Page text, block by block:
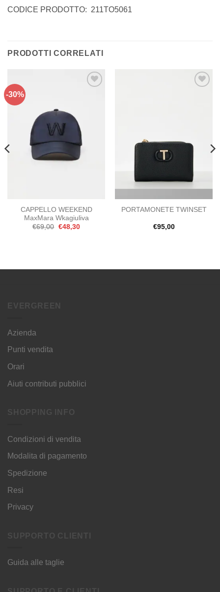
CODICE PRODOTTO: 211TO5061
PRODOTTI CORRELATI
-30%
CAPPELLO WEEKEND
MaxMara Wkagiuliva
€69,00 Il
€48,30Il
PORTAMONETE TWINSET
€95,00
EVERGREEN
Azienda
Punti vendita
Orari
Aiuti contributi pubblici
SHOPPING INFO
Condizioni di vendita
Modalita di pagamento
Spedizione
Resi
Privacy
SUPPORTO CLIENTI
Guida alle taglie